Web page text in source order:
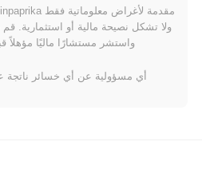
ما
يستعد غومو غايتور لمرحلة مثيرة مع
التي تسلط الضوء على الإطلاق القادم
لتنفيذ سلسلة من المبادرات الحوكمة،
ولا تشكل نصيحة مالية أو استثمارية.